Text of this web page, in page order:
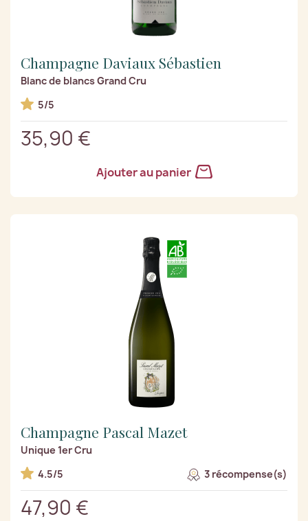
Champagne Daviaux Sébastien
Blanc de blancs Grand Cru
5/5
35,90 €
Ajouter au panier
Champagne Pascal Mazet
Unique 1er Cru
4.5/5
3 récompense(s)
47,90 €